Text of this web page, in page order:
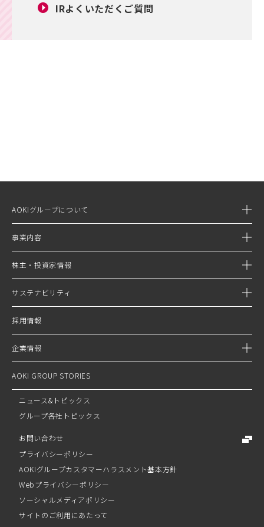
IRよくいただく ご質問
AOKIグループについて
事業内容
株主・投資家情報
サステナビリティ
採用情報
企業情報
AOKI GROUP STORIES
ニュース&トピックス
グループ各社トピックス
お問い合わせ
プライバシーポリシー
AOKIグループカスタマーハラスメント基本方針​
Webプライバシーポリシー
ソーシャルメディアポリシー
サイトのご利用にあたって